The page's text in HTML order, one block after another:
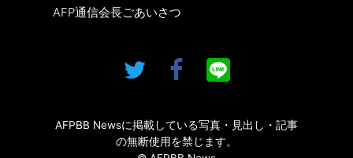
AFP通信会長ごあいさつ
AFPBB Newsに掲載している写真・見出し・記事
の無断使用を禁じます。